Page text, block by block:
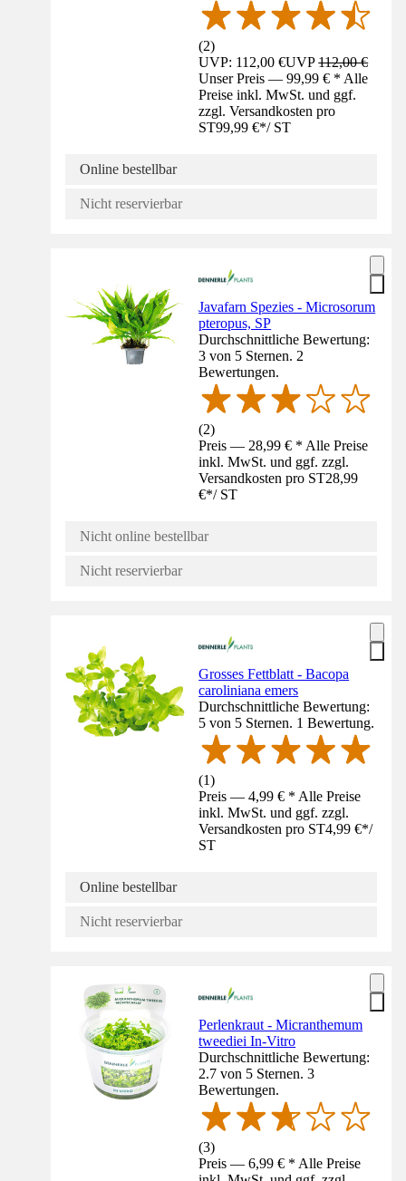
(2)
UVP: 112,00 €UVP112,00 €
Unser Preis — 99,99 € * Alle
Preise inkl. MwSt. und ggf.
zzgl. Versandkosten pro
ST99,99 €*/ ST
Online bestellbar
Nicht reservierbar
Javafarn Spezies - Microsorum
pteropus, SP
Durchschnittliche Bewertung:
3 von 5 Sternen. 2
Bewertungen.
(2)
Preis — 28,99 € * Alle Preise
inkl. MwSt. und ggf. zzgl.
Versandkosten pro ST28,99
€*/ ST
Nicht online bestellbar
Nicht reservierbar
Grosses Fettblatt - Bacopa
caroliniana emers
Durchschnittliche Bewertung:
5 von 5 Sternen. 1 Bewertung.
(1)
Preis — 4,99 € * Alle Preise
inkl. MwSt. und ggf. zzgl.
Versandkosten pro ST4,99 €*/
ST
Online bestellbar
Nicht reservierbar
Perlenkraut - Micranthemum
tweediei In-Vitro
Durchschnittliche Bewertung:
2.7 von 5 Sternen. 3
Bewertungen.
(3)
Preis — 6,99 € * Alle Preise